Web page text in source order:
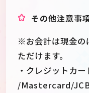
その他注意事
※お会計は現金の
ただけます。
・クレジットカ
/Mastercard/